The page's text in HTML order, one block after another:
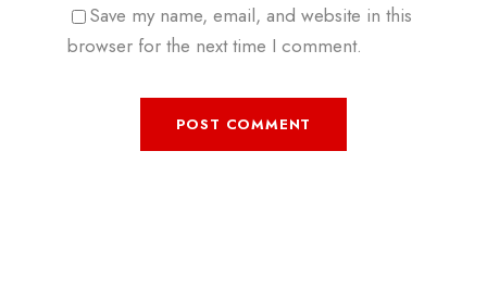
Save my name, email, and website in this
browser for the next time I comment.